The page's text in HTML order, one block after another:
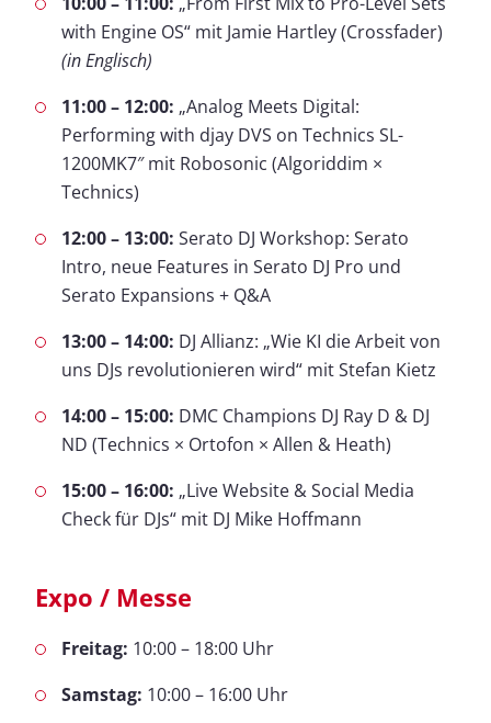
with Engine OS“ mit Jamie Hartley (Crossfader)
(in Englisch)
11:00 – 12:00: „Analog Meets Digital:
Performing with djay DVS on Technics SL-
1200MK7″ mit Robosonic (Algoriddim ×
Technics)
12:00 – 13:00: Serato DJ Workshop: Serato
Intro, neue Features in Serato DJ Pro und
Serato Expansions + Q&A
13:00 – 14:00: DJ Allianz: „Wie KI die Arbeit von
uns DJs revolutionieren wird“ mit Stefan Kietz
14:00 – 15:00: DMC Champions DJ Ray D & DJ
ND (Technics × Ortofon × Allen & Heath)
15:00 – 16:00: „Live Website & Social Media
Check für DJs“ mit DJ Mike Hoffmann
Expo / Messe
Freitag: 10:00 – 18:00 Uhr
Samstag: 10:00 – 16:00 Uhr